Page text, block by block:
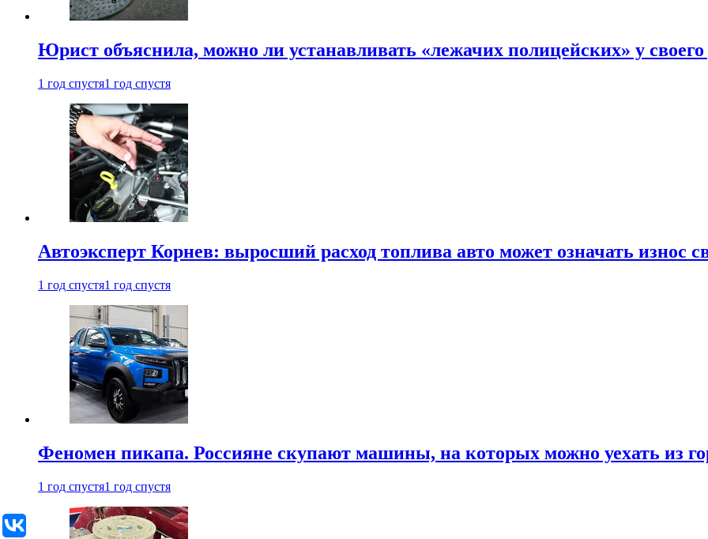
Юрист объяснила, можно ли устанавливать «лежачих полицейских» у
1 год спустя1 год спустя
Автоэксперт Корнев: выросший расход топлива авто может означать износ
1 год спустя1 год спустя
Феномен пикапа. Россияне скупают машины, на которых можно уехать из
1 год спустя1 год спустя